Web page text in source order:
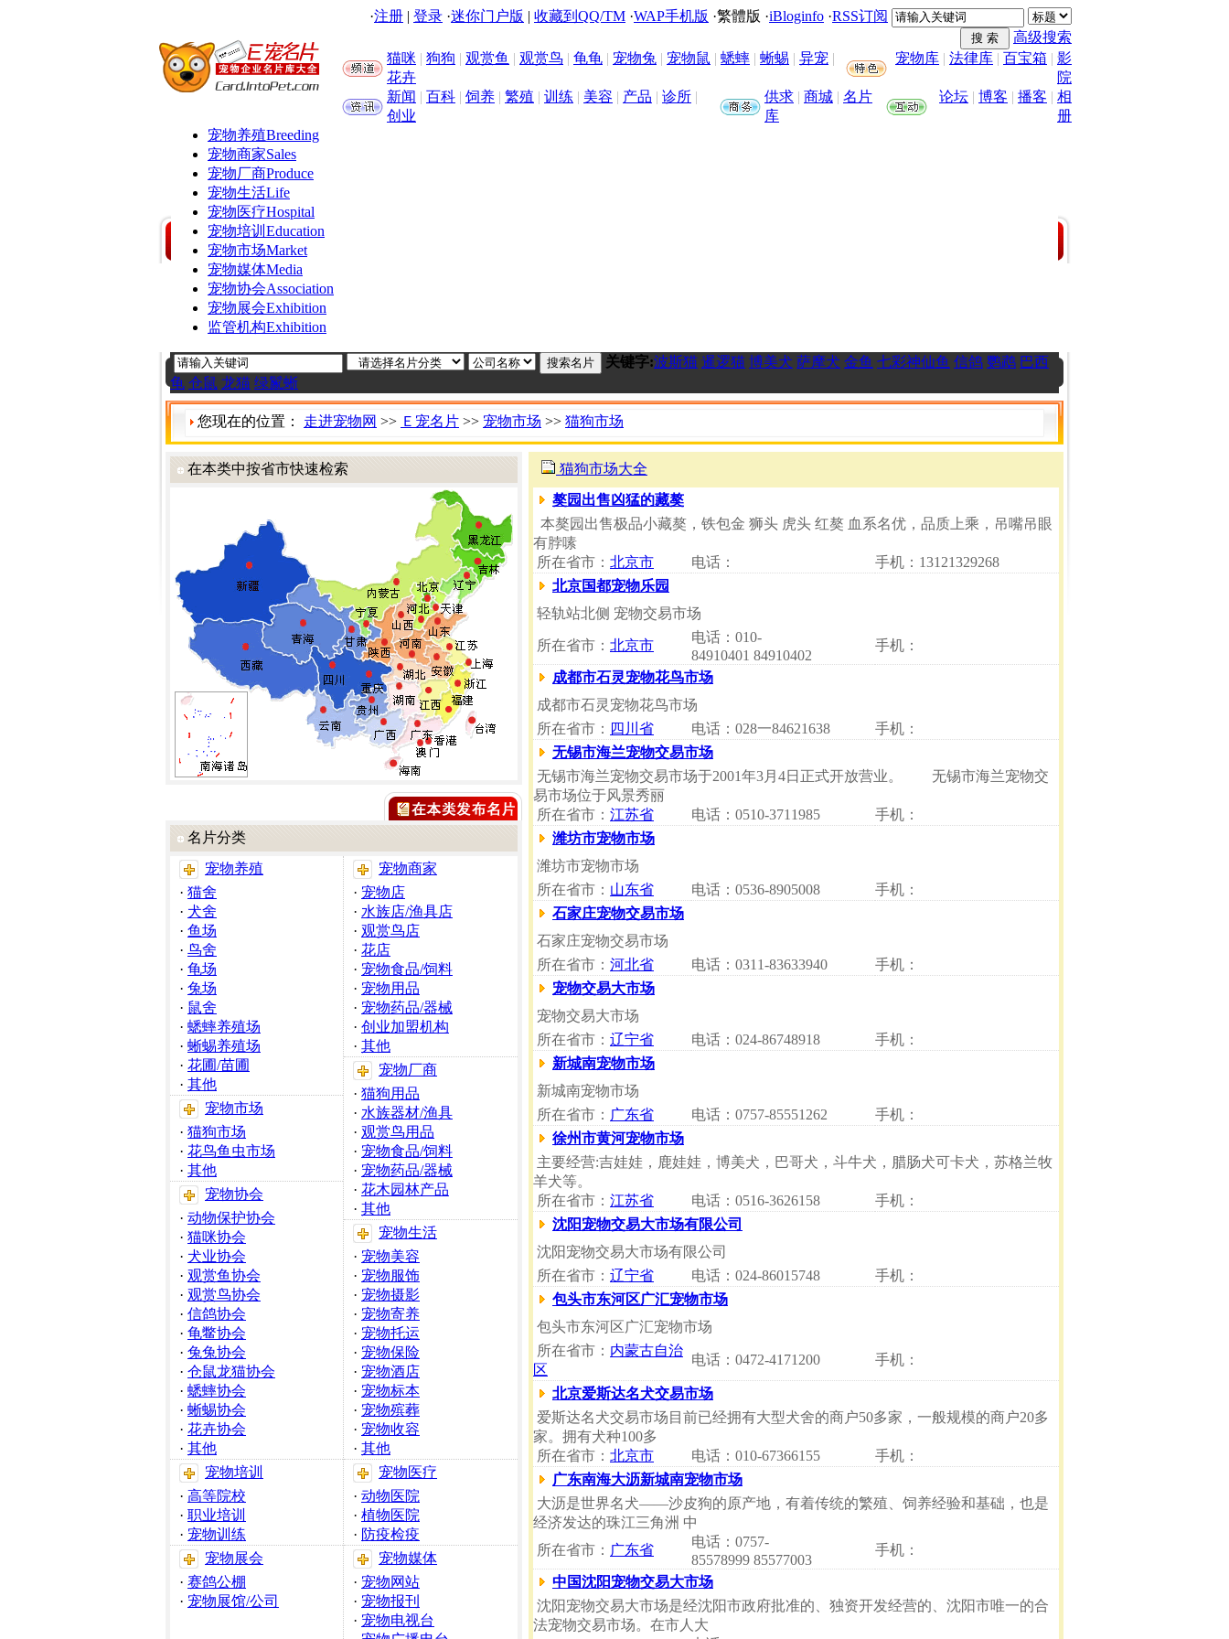
·注册 | 登录 ·迷你门户版 | 收藏到QQ/TM ·WAP手机版 ·繁體版 ·iBloginfo ·RSS订阅
高级搜索
猫咪 | 狗狗 | 观赏鱼 | 观赏鸟 | 龟龟 | 宠物兔 | 宠物鼠 | 蟋蟀 | 蜥蜴 | 异宠 |
花卉
宠物库 | 法律库 | 百宝箱 | 影
院
新闻 | 百科 | 饲养 | 繁殖 | 训练 | 美容 | 产品 | 诊所 |
创业
供求 | 商城 | 名片
库
论坛 | 博客 | 播客 | 相
册
宠物养殖Breeding
宠物商家Sales
宠物厂商Produce
宠物生活Life
宠物医疗Hospital
宠物培训 Education
宠物市场Market
宠物媒体Media
宠物协会Association
宠物展会Exhibition
监管机构Exhibition
关键字:波斯猫 暹逻猫 博美犬 萨摩犬 金鱼 七彩神仙鱼 信鸽 鹦鹉 巴西
龟 仓鼠 龙猫 绿鬣蜥
您现在的位置： 走进宠物网 >> Ｅ宠名片 >> 宠物市场 >> 猫狗市场
在本类中按省市快速检索
名片分类
宠物养殖
· 猫舍
· 犬舍
· 鱼场
· 鸟舍
· 龟场
· 兔场
· 鼠舍
· 蟋蟀养殖场
· 蜥蜴养殖场
· 花圃/苗圃
· 其他
宠物市场
· 猫狗市场
· 花鸟鱼虫市场
· 其他
宠物协会
· 动物保护协会
· 猫咪协会
· 犬业协会
· 观赏鱼协会
· 观赏鸟协会
· 信鸽协会
· 龟鳖协会
· 兔兔协会
· 仓鼠龙猫协会
· 蟋蟀协会
· 蜥蜴协会
· 花卉协会
· 其他
宠物培训
· 高等院校
· 职业培训
· 宠物训练
宠物展会
· 赛鸽公棚
· 宠物展馆/公司
宠物商家
· 宠物店
· 水族店/渔具店
· 观赏鸟店
· 花店
· 宠物食品/饲料
· 宠物用品
· 宠物药品/器械
· 创业加盟机构
· 其他
宠物厂商
· 猫狗用品
· 水族器材/渔具
· 观赏鸟用品
· 宠物食品/饲料
· 宠物药品/器械
· 花木园林产品
· 其他
宠物生活
· 宠物美容
· 宠物服饰
· 宠物摄影
· 宠物寄养
· 宠物托运
· 宠物保险
· 宠物酒店
· 宠物标本
· 宠物殡葬
· 宠物收容
· 其他
宠物医疗
· 动物医院
· 植物医院
· 防疫检疫
宠物媒体
· 宠物网站
· 宠物报刊
· 宠物电视台
猫狗市场大全
獒园出售凶猛的藏獒
本獒园出售极品小藏獒，铁包金 狮头 虎头 红獒 血系名优，品质上乘，吊嘴吊眼
有脖嗉
所在省市： 北京市 电话：
手机：13121329268
北京国都宠物乐园
轻轨站北侧 宠物交易市场
所在省市： 北京市
电话：010-
84910401 84910402
手机：
成都市石灵宠物花鸟市场
成都市石灵宠物花鸟市场
所在省市： 四川省 电话：028一84621638
手机：
无锡市海兰宠物交易市场
无锡市海兰宠物交易市场于2001年3月4日正式开放营业。 无锡市海兰宠物交
易市场位于风景秀丽
所在省市： 江苏省 电话：0510-3711985
手机：
潍坊市宠物市场
潍坊市宠物市场
所在省市： 山东省 电话：0536-8905008
手机：
石家庄宠物交易市场
石家庄宠物交易市场
所在省市： 河北省 电话：0311-83633940
手机：
宠物交易大市场
宠物交易大市场
所在省市： 辽宁省 电话：024-86748918
手机：
新城南宠物市场
新城南宠物市场
所在省市： 广东省 电话：0757-85551262
手机：
徐州市黄河宠物市场
主要经营:吉娃娃，鹿娃娃，博美犬，巴哥犬，斗牛犬，腊肠犬可卡犬，苏格兰牧
羊犬等。
所在省市： 江苏省 电话：0516-3626158
手机：
沈阳宠物交易大市场有限公司
沈阳宠物交易大市场有限公司
所在省市： 辽宁省 电话：024-86015748
手机：
包头市东河区广汇宠物市场
包头市东河区广汇宠物市场
所在省市： 内蒙古自治
区
电话：0472-4171200 手机：
北京爱斯达名犬交易市场
爱斯达名犬交易市场目前已经拥有大型犬舍的商户50多家，一般规模的商户20多
家。拥有犬种100多
所在省市： 北京市 电话：010-67366155
手机：
广东南海大沥新城南宠物市场
大沥是世界名犬——沙皮狗的原产地，有着传统的繁殖、饲养经验和基础，也是
经济发达的珠江三角洲 中
所在省市： 广东省
电话：0757-
85578999 85577003
手机：
中国沈阳宠物交易大市场
沈阳宠物交易大市场是经沈阳市政府批准的、独资开发经营的、沈阳市唯一的合
法宠物交易市场。在市人大